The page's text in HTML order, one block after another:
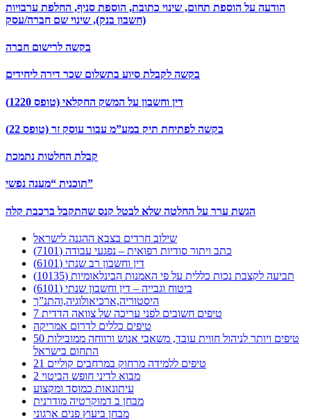
הודעה על הוספת תחום, שינוי כתובת, הוספת סניף, החלפת ערבויות
(חשבון בנק), שינוי שם חברה/עסק
בקשה לרישום חברה
בקשה לקבלת סיוע בתשלום שכר דירה ליחידים
דין וחשבון על המשק החקלאי (טופס 1220)
בקשה לפתיחת תיק במע”מ עבור עוסק זר (טופס 22)
קבלת החלטות נתמכת
תוכנית “מענה נפשי”
הגשת ערר על החלטה שלא לבטל קנס שהתקבל ברכבת קלה
שילוב חרדים בצבא ההגנה לישראל
כתב ויתור סודיות רפואית – נפגעי עבודה (7101)
דין וחשבון רב שנתי (6101)
תביעה לקצבת נכות כללית על פי האמנות הבינלאומיות (10135)
ביטוח וגבייה – דין וחשבון שנתי (6101)
היסטוריה,ארכיאולוגיה,והתנ”ך
7 טיפים חשובים לפני עריכה של צוואה הדדית
טיפים כללים לדרום אמריקה
50 טיפים ויותר לניהול חווית עובד, משאבי אנוש ורווחה ממובילות
התחום בישראל
21 טיפים ללמידה מרחוק במרחבים קוליים
מבוא לדיני חופש הביטוי 2
עיתונאות כמוסד ומקצוע
מבחן ב דמוקרטיה מודרנית
מבחן ביעוץ פנים ארגוני